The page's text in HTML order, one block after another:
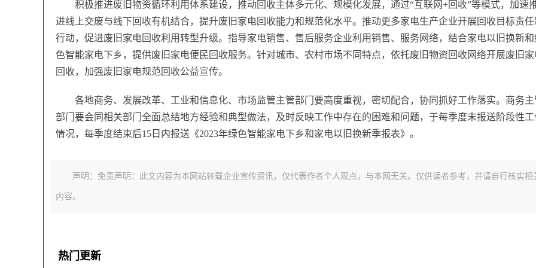
积极推进废旧物资循环利用体系建设，推动回收主体多元化、规模化发展，通过“互联网+回收”等模式，加速
进线上交废与线下回收有机结合，提升废旧家电回收能力和规范化水平。推动更多家电生产企业开展回收目标责任
行动，促进废旧家电回收利用转型升级。指导家电销售、售后服务企业利用销售、服务网络，结合家电以旧换新和
色智能家电下乡，提供废旧家电便民回收服务。针对城市、农村市场不同特点，依托废旧物资回收网络开展废旧家
回收，加强废旧家电规范回收公益宣传。
各地商务、发展改革、工业和信息化、市场监管主管部门要高度重视，密切配合，协同抓好工作落实。商务主
部门要会同相关部门全面总结地方经验和典型做法，及时反映工作中存在的困难和问题，于每季度末报送阶段性工
情况，每季度结束后15日内报送《2023年绿色智能家电下乡和家电以旧换新季报表》。
声明：免责声明：此文内容为本网站转载企业宣传资讯，仅代表作者个人观点，与本网无关。仅供读者参考，并请自行核实相
内容。
热门更新